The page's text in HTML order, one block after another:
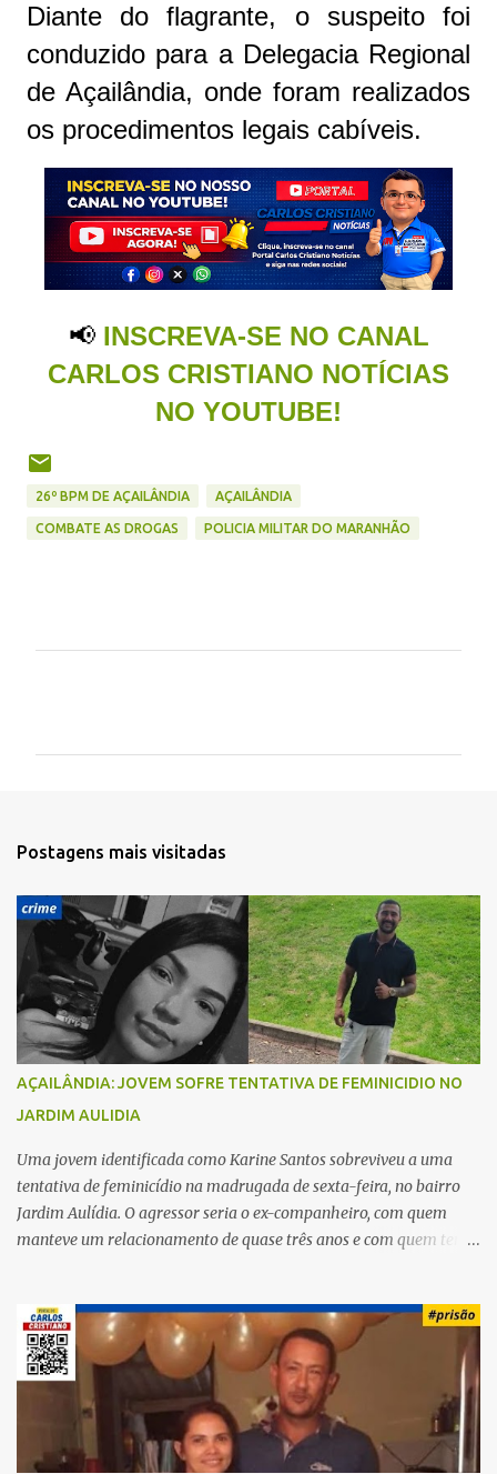
Diante do flagrante, o suspeito foi
conduzido para a Delegacia Regional
de Açailândia, onde foram realizados
os procedimentos legais cabíveis.
📢 INSCREVA-SE NO CANAL
CARLOS CRISTIANO NOTÍCIAS
NO YOUTUBE!
26º BPM DE AÇAILÂNDIA AÇAILÂNDIA
COMBATE AS DROGAS POLICIA MILITAR DO MARANHÃO
r
Postagens mais visitadas
AÇAILÂNDIA: JOVEM SOFRE TENTATIVA DE FEMINICIDIO NO
JARDIM AULIDIA
Uma jovem identificada como Karine Santos sobreviveu a uma
tentativa de feminicídio na madrugada de sexta-feira, no bairro
Jardim Aulídia. O agressor seria o ex-companheiro, com quem
manteve um relacionamento de quase três anos e com quem tem
ela deixou claro que não queria. Naquela noite, a vítima recebeu o
convite de um amigo para ir a uma festa. Ao chegar ao local,
percebeu que o ex também estava presente, mas permaneceu
tranquila durante todo o evento. O ataque aconteceu quando
Karine retornava para casa, por volta das 5h40 da manhã.
“Quando cheguei, ele estava escondido. Assim que me viu, entrou